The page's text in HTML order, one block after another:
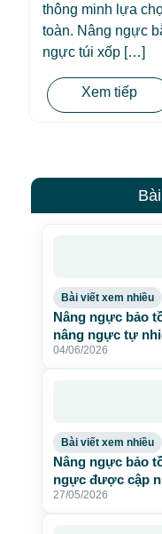
thông minh lựa
toàn. Nâng ngực
ngực túi xốp […]
Xem tiếp
Bài viết xem nhiều
Nâng ngực bảo
nâng ngực tự
04/06/2026
Bài viết xem nhiều
Nâng ngực bảo
ngực được cập
Science
27/05/2026